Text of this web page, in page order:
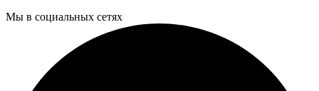
Мы в социальных сетях